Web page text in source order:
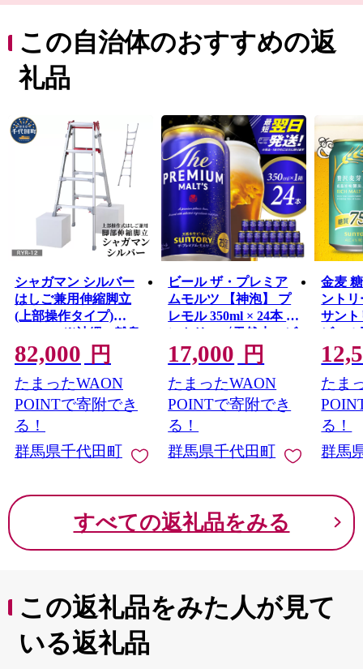
川がもたらす豊かな水を利用した農業と2つの工業団地が
一体化して発展してきた町です。
この自治体のおすすめの返
礼品
シャガマン シルバー
はしご兼用伸縮脚立
(上部操作タイプ)
RYR-12 ※沖縄・離島
地域へのお届け不可
82,000 円
たまったWAON
POINTで寄附でき
る！
群馬県千代田町
ビール ザ・プレミア
ムモルツ 【神泡】 プ
レモル 350ml × 24本 サ
ントリー〈天然水のビ
ール工場〉群馬※沖
縄・離島地域へのお届
け不可
17,000 円
たまったWAON
POINTで寄附でき
る！
群馬県千代田町
金麦
ントリ
サント
ビー
縄・
け不可
たま
る！
群馬
すべての返礼品をみる
この返礼品をみた人が見て
いる返礼品